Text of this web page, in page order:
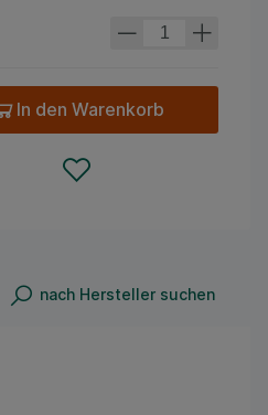
In den Warenkorb
nach Hersteller suchen